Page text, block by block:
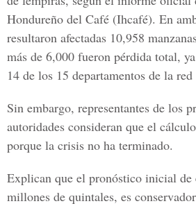
Hondureño del Café (Ihcafé). En
resultaron afectadas 10,958
más de 6,000 fueron pérdida total,
14 de los 15 departamentos de la
Sin embargo, representantes de los
autoridades consideran que el
porque la crisis no ha terminado.
Explican que el pronóstico inicial de
millones de quintales, es